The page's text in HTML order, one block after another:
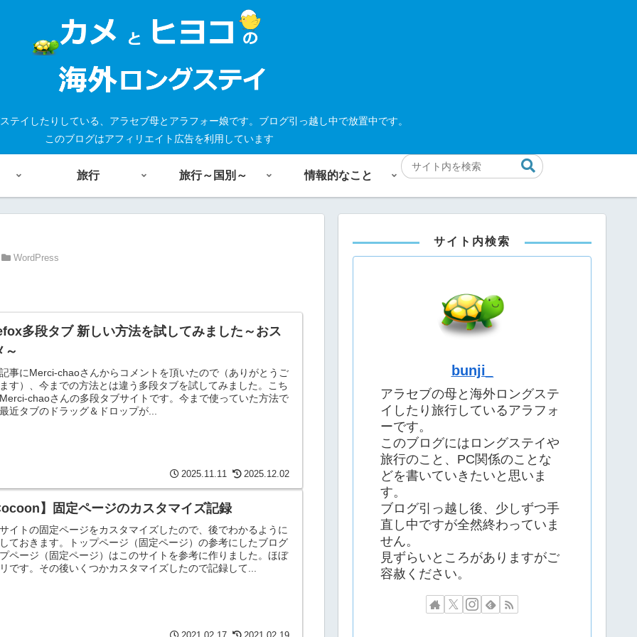
テイしたりしている、アラセブ母とアラフォー娘です。ブログ引っ越し中で放置中です。
このブログはアフィリエイト広告を利用しています
旅行 旅行～国別～ 情報的なこと
WordPress
多段タブ 新しい方法を試してみました～おス
～
事にMerci-chaoさんからコメントを頂いたので（ありがとうご
す）、今までの方法とは違う多段タブを試してみました。こち
chaoさんの多段タブサイトです。今まで使っていた方法で
近タブのドラッグ＆ドロップが...
2025.11.11 2025.12.02
】固定ページのカスタマイズ記録
イトの固定ページをカスタマイズしたので、後でわかるように
ておきます。トップページ（固定ページ）の参考にしたブログ
ページ（固定ページ）はこのサイトを参考に作りました。ほぼ
です。その後いくつかカスタマイズしたので記録して...
サイト内検索
bunji_
アラセブの母と海外ロングステ
イしたり旅行しているアラフォ
ーです。
このブログにはロングステイや
旅行のこと、PC関係のことな
どを書いていきたいと思いま
す。
ブログ引っ越し後、少しずつ手
直し中ですが全然終わっていま
せん。
見ずらいところがありますがご
容赦ください。